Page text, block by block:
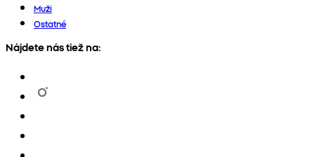
Muži
Ostatné
Nájdete nás tiež na: